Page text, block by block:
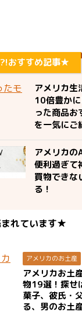
おすすめ記事★
アメリカ生
10倍豊か
った商品お
を一気にご
アメリカ
便利過ぎて
買物できな
る！
れています★
アメリカのお土産
アメリカお土
物19選！探せ
菓子、彼氏・
る、男のお土